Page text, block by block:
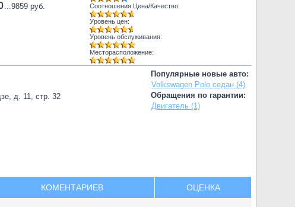
...9859 руб.
Соотношения Цена/Качество:
Уровень цен:
Уровень обслуживания:
Месторасположение:
Популярные новые авто:
Volkswagen Polo седан (4)
Обращения по гарантии:
Двигатель (1)
д. 11, стр. 32
КОМЕНТАРИЕВ ОЦЕНКА